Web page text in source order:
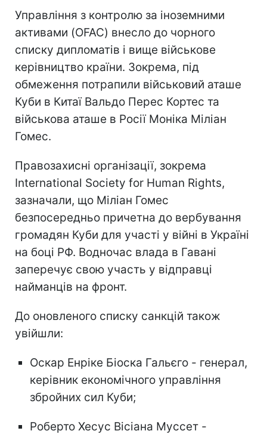
Управління з контролю за іноземними
активами (OFAC) внесло до чорного
списку дипломатів і вище військове
керівництво країни. Зокрема, під
обмеження потрапили військовий аташе
Куби в Китаї Вальдо Перес Кортес та
військова аташе в Росії Моніка Міліан
Гомес.
Правозахисні організації, зокрема
International Society for Human Rights,
зазначали, що Міліан Гомес
безпосередньо причетна до вербування
громадян Куби для участі у війні в Україні
на боці РФ. Водночас влада в Гавані
заперечує свою участь у відправці
найманців на фронт.
До оновленого списку санкцій також
увійшли:
Оскар Енріке Біоска Гальєго - генерал,
керівник економічного управління
збройних сил Куби;
Роберто Хесус Вісіана Муссет -